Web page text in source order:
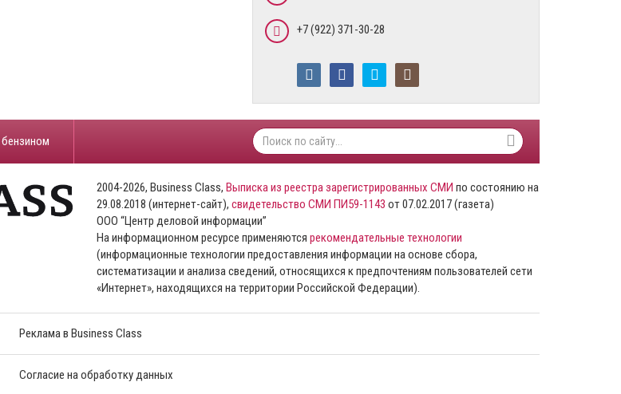
+7 (922) 371-30-28
2004-2026, Business Class, Выписка из реестра зарегистрированных СМИ по состоянию на
29.08.2018 (интернет-сайт), свидетельство СМИ ПИ59-1143 от 07.02.2017 (газета)
ООО “Центр деловой информации”
На информационном ресурсе применяются рекомендательные технологии
(информационные технологии предоставления информации на основе сбора,
систематизации и анализа сведений, относящихся к предпочтениям пользователей сети
«Интернет», находящихся на территории Российской Федерации).
Реклама в Business Class
Согласие на обработку данных